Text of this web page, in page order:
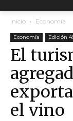
Inicio Economía
Economía Edición
El
el vino